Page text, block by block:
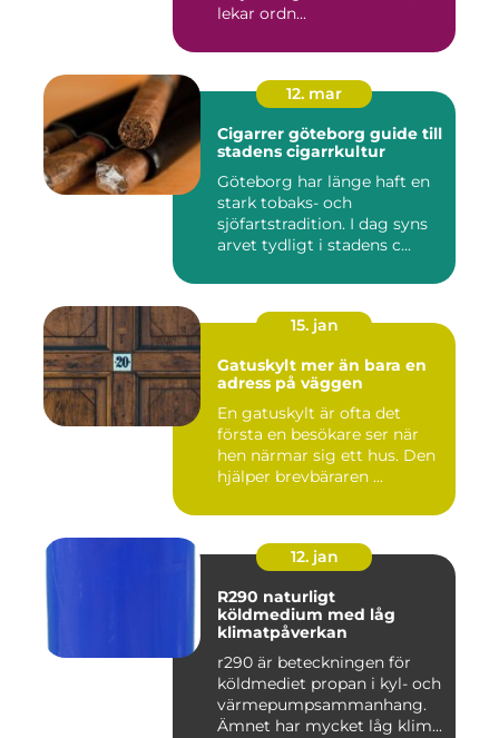
lekar ordn...
12. mar
Cigarrer göteborg guide till
stadens cigarrkultur
Göteborg har länge haft en
stark tobaks- och
sjöfartstradition. I dag syns
arvet tydligt i stadens c...
15. jan
Gatuskylt mer än bara en
adress på väggen
En gatuskylt är ofta det
första en besökare ser när
hen närmar sig ett hus. Den
hjälper brevbäraren ...
12. jan
R290 naturligt
köldmedium med låg
klimatpåverkan
r290 är beteckningen för
köldmediet propan i kyl- och
värmepumpsammanhang.
Ämnet har mycket låg klim...